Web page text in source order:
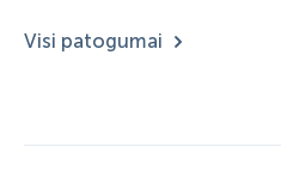
Visi patogumai